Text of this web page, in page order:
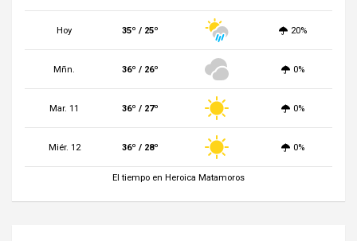
Hoy 35º / 25º 20%
Mñn. 36º / 26º 0%
Mar. 11 36º / 27º 0%
Miér. 12 36º / 28º 0%
El tiempo en Heroica Matamoros